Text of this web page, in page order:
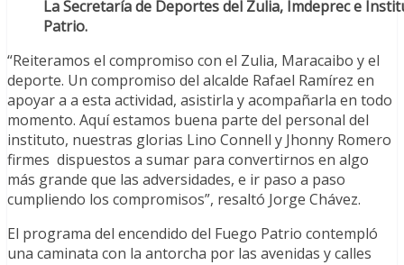
La Secretaría de Deportes del Zulia, Imdeprec e
Patrio.
“Reiteramos el compromiso con el Zulia, Maracaibo y el
deporte. Un compromiso del alcalde Rafael Ramírez en
apoyar a a esta actividad, asistirla y acompañarla en todo
momento. Aquí estamos buena parte del personal del
instituto, nuestras glorias Lino Connell y Jhonny Romero
firmes dispuestos a sumar para convertirnos en algo
más grande que las adversidades, e ir paso a paso
cumpliendo los compromisos”, resaltó Jorge Chávez.
El programa del encendido del Fuego Patrio contempló
una caminata con la antorcha por las avenidas y calles